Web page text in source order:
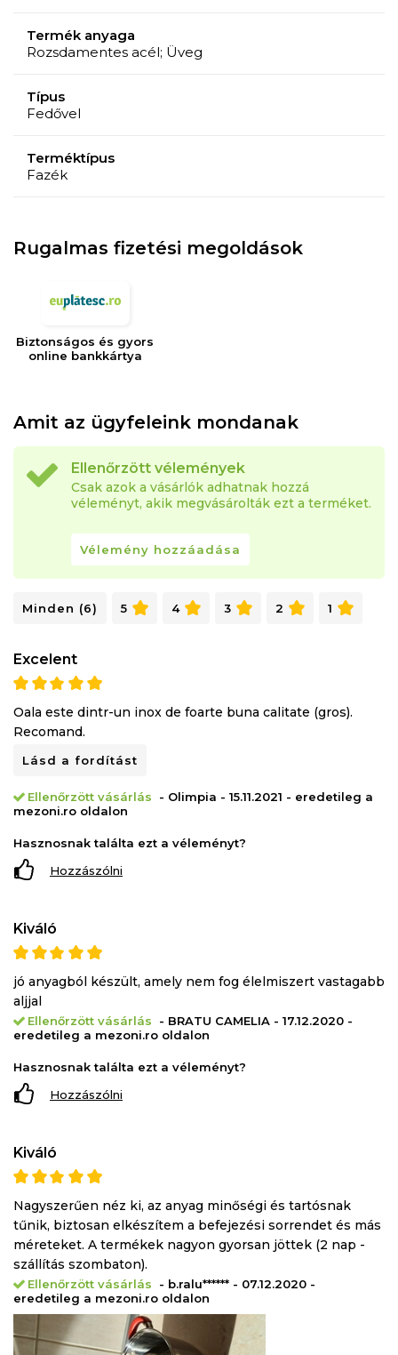
Termék anyaga
Rozsdamentes acél; Üveg
Típus
Fedővel
Terméktípus
Fazék
Rugalmas fizetési megoldások
Biztonságos és gyors
online bankkártya
Amit az ügyfeleink mondanak
Ellenőrzött vélemények
Csak azok a vásárlók adhatnak hozzá
véleményt, akik megvásárolták ezt a terméket.
Vélemény hozzáadása
Minden (6) 5 4 3 2 1
Excelent
Oala este dintr-un inox de foarte buna calitate (gros).
Recomand.
Lásd a fordítást
Ellenőrzött vásárlás
- Olimpia - 15.11.2021 - eredetileg a
mezoni.ro oldalon
Hasznosnak találta ezt a véleményt?
Hozzászólni
Kiváló
jó anyagból készült, amely nem fog élelmiszert vastagabb
aljjal
Ellenőrzött vásárlás
- BRATU CAMELIA - 17.12.2020 -
eredetileg a mezoni.ro oldalon
Hasznosnak találta ezt a véleményt?
Hozzászólni
Kiváló
Nagyszerűen néz ki, az anyag minőségi és tartósnak
tűnik, biztosan elkészítem a befejezési sorrendet és más
méreteket. A termékek nagyon gyorsan jöttek (2 nap -
szállítás szombaton).
Ellenőrzött vásárlás
- b.ralu****** - 07.12.2020 -
eredetileg a mezoni.ro oldalon